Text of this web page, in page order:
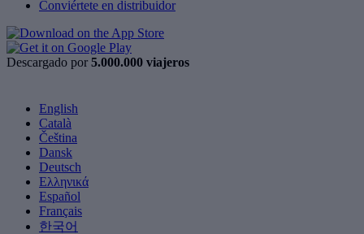
Conviértete en distribuidor
Descargado por 5.000.000 viajeros
English
Català
Čeština
Dansk
Deutsch
Ελληνικά
Español
Français
한국어